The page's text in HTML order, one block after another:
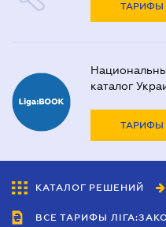
ТАРИФЫ
каталог
ТАРИФЫ
КАТАЛОГ РЕШЕНИЙ
ВСЕ ТАРИФЫ